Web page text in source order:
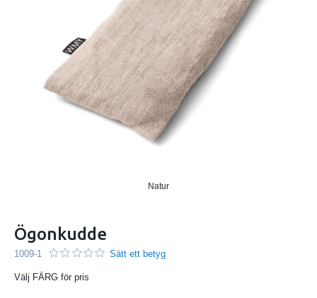
Natur
Ögonkudde
1009-1 Sätt ett betyg
Välj FÄRG för pris